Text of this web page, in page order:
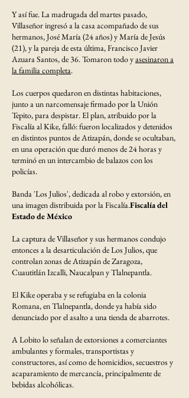
Y así fue. La madrugada del martes pasado,
Villaseñor ingresó a la casa acompañado de sus
hermanos, José María (24 años) y María de Jesús
(21), y la pareja de esta última, Francisco Javier
Azuara Santos, de 36. Tomaron todo yasesinaron a
la familia completa.
Los cuerpos quedaron en distintas habitaciones,
junto a un narcomensaje firmado por la Unión
Tepito, para despistar. El plan, atribuido por la
Fiscalía al Kike, falló: fueron localizados y detenidos
en distintos puntos de Atizapán, donde se ocultaban,
en una operación que duró menos de 24 horas y
terminó en un intercambio de balazos con los
policías.
Banda 'Los Julios', dedicada al robo y extorsión, en
una imagen distribuida por la Fiscalía.Fiscalía del
Estado de México
La captura de Villaseñor y sus hermanos condujo
entonces a la desarticulación de Los Julios, que
controlan zonas de Atizapán de Zaragoza,
Cuautitlán Izcalli, Naucalpan y Tlalnepantla.
El Kike operaba y se refugiaba en la colonia
Romana, en Tlalnepantla, donde ya había sido
denunciado por el asalto a una tienda de abarrotes.
A Lobito lo señalan de extorsiones a comerciantes
ambulantes y formales, transportistas y
constructores, así como de homicidios, secuestros y
acaparamiento de mercancía, principalmente de
bebidas alcohólicas.